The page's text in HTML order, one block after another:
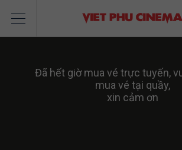
Đã hết giờ mua vé trực tuyến,
mua vé tại quầy,
xin cảm ơn